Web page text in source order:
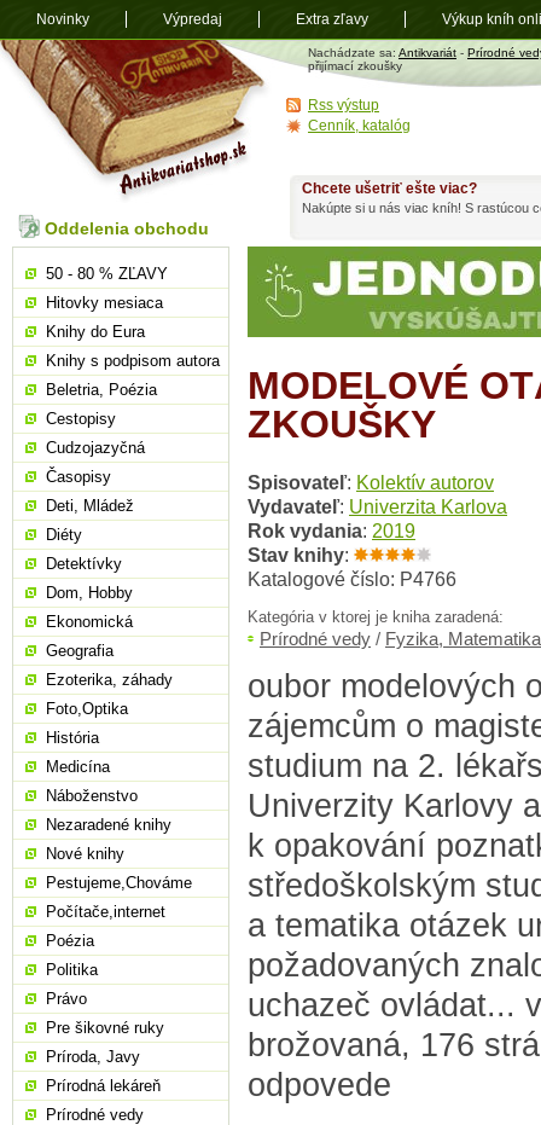
Antikvariát
shop.sk
Nachádzate sa: Antikvariát - Prírodné
přijímací zkoušky
MODELOVÉ
ZKOUŠKY
Spisovateľ: Kolektív autorov
Vydavateľ: Univerzita Karlova
Rok vydania: 2019
Stav knihy:
Katalogové číslo: P4766
Kategória v ktorej je kniha zaradená:
Prírodné vedy / Fyzika, Matematika
oubor modelových
zájemcům o
studium na 2.
Univerzity Karlovy
k opakování
středoškolským
a tematika otázek
požadovaných
uchazeč ovládat...
brožovaná, 176
odpovede
Chcete ušetriť ešte viac?
Nakúpte si u nás viac kníh! S rastúcou
Oddelenia obchodu
50 - 80 % ZĽAVY
Hitovky mesiaca
Knihy do Eura
Knihy s podpisom autora
Beletria, Poézia
Cestopisy
Cudzojazyčná
Časopisy
Deti, Mládež
Diéty
Detektívky
Dom, Hobby
Ekonomická
Geografia
Ezoterika, záhady
Foto,Optika
História
Medicína
Náboženstvo
Nezaradené knihy
Nové knihy
Pestujeme,Chováme
Počítače,internet
Poézia
Politika
Právo
Pre šikovné ruky
Príroda, Javy
Prírodná lekáreň
Prírodné vedy
Rss výstup
Cenník, katalóg
Novinky Výpredaj Extra zľavy Výkup kníh